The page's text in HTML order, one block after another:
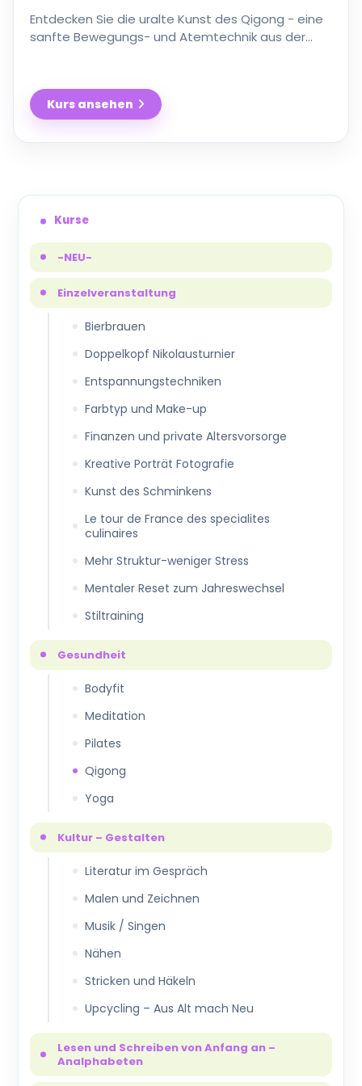
Entdecken Sie die uralte Kunst des Qigong - eine
sanfte Bewegungs- und Atemtechnik aus der
Kurs ansehen
Qigong
Kurse
-NEU-
Einzelveranstaltung
Bierbrauen
Doppelkopf Nikolausturnier
Entspannungstechniken
Farbtyp und Make-up
Finanzen und private Altersvorsorge
Kreative Porträt Fotografie
Kunst des Schminkens
Le tour de France des specialites
culinaires
Mehr Struktur-weniger Stress
Mentaler Reset zum Jahreswechsel
Stiltraining
Gesundheit
Bodyfit
Meditation
Pilates
Qigong
Yoga
Kultur – Gestalten
Literatur im Gespräch
Malen und Zeichnen
Musik / Singen
Nähen
Stricken und Häkeln
Upcycling – Aus Alt mach Neu
Lesen und Schreiben von Anfang an –
Analphabeten